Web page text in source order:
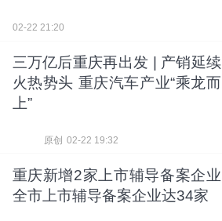
02-22 21:20
三万亿后重庆再出发 | 产销延续
火热势头 重庆汽车产业“乘龙而
上”
02-22 19:32
原创
重庆新增2家上市辅导备案企业
全市上市辅导备案企业达34家